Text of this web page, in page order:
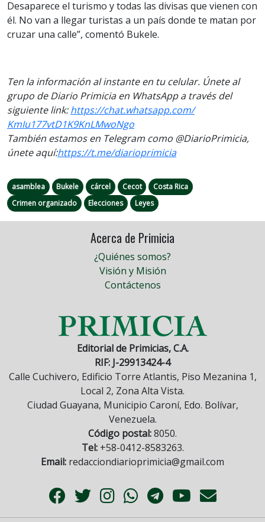
Desaparece el turismo y todas las divisas que vienen con
él. No van a llegar turistas a un país donde te matan por
cruzar una calle”, comentó Bukele.
Ten la información al instante en tu celular. Únete al
grupo de Diario Primicia en WhatsApp a través del
siguiente link:https://chat.whatsapp.com/
KmIu177vtD1K9KnLMwoNgo
También estamos en Telegram como @DiarioPrimicia,
únete aquí:https://t.me/diarioprimicia
asamblea Bukele cárcel Cecot
Costa Rica
Crimen organizado
Elecciones Leyes
Acerca de Primicia
¿Quiénes somos?
Visión y Misión
Contáctenos
Editorial de Primicias, C.A.
RIF: J-29913424-4
Calle Cuchivero, Edificio Torre Atlantis, Piso Mezanina 1,
Local 2, Zona Alta Vista.
Ciudad Guayana, Municipio Caroní, Edo. Bolívar,
Venezuela.
Código postal:8050.
Tel:+58-0412-8583263.
Email: redacciondiarioprimicia@gmail.com